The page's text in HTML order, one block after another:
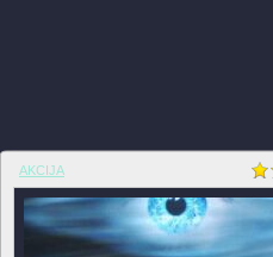
AKCIJA